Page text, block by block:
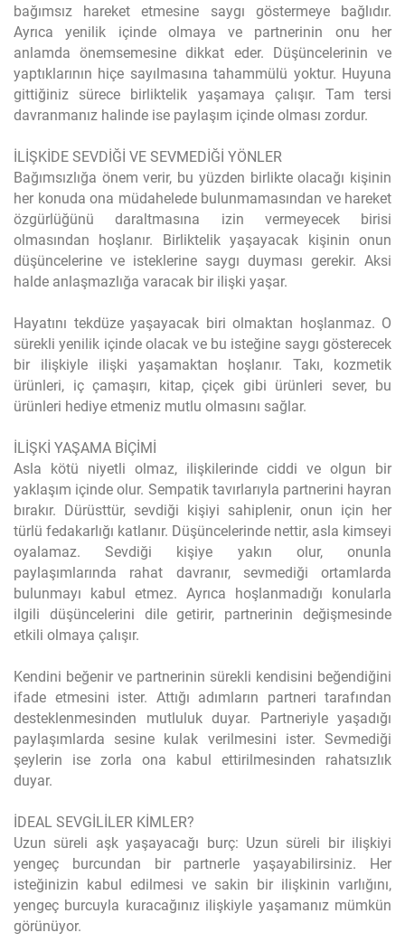
bağımsız hareket etmesine saygı göstermeye bağlıdır.
Ayrıca yenilik içinde olmaya ve partnerinin onu her
anlamda önemsemesine dikkat eder. Düşüncelerinin ve
yaptıklarının hiçe sayılmasına tahammülü yoktur. Huyuna
gittiğiniz sürece birliktelik yaşamaya çalışır. Tam tersi
davranmanız halinde ise paylaşım içinde olması zordur.
İLİŞKİDE SEVDİĞİ VE SEVMEDİĞİ YÖNLER
Bağımsızlığa önem verir, bu yüzden birlikte olacağı kişinin
her konuda ona müdahelede bulunmamasından ve hareket
özgürlüğünü daraltmasına izin vermeyecek birisi
olmasından hoşlanır. Birliktelik yaşayacak kişinin onun
düşüncelerine ve isteklerine saygı duyması gerekir. Aksi
halde anlaşmazlığa varacak bir ilişki yaşar.
Hayatını tekdüze yaşayacak biri olmaktan hoşlanmaz. O
sürekli yenilik içinde olacak ve bu isteğine saygı gösterecek
bir ilişkiyle ilişki yaşamaktan hoşlanır. Takı, kozmetik
ürünleri, iç çamaşırı, kitap, çiçek gibi ürünleri sever, bu
ürünleri hediye etmeniz mutlu olmasını sağlar.
İLİŞKİ YAŞAMA BİÇİMİ
Asla kötü niyetli olmaz, ilişkilerinde ciddi ve olgun bir
yaklaşım içinde olur. Sempatik tavırlarıyla partnerini hayran
bırakır. Dürüsttür, sevdiği kişiyi sahiplenir, onun için her
türlü fedakarlığı katlanır. Düşüncelerinde nettir, asla kimseyi
oyalamaz. Sevdiği kişiye yakın olur, onunla
paylaşımlarında rahat davranır, sevmediği ortamlarda
bulunmayı kabul etmez. Ayrıca hoşlanmadığı konularla
ilgili düşüncelerini dile getirir, partnerinin değişmesinde
etkili olmaya çalışır.
Kendini beğenir ve partnerinin sürekli kendisini beğendiğini
ifade etmesini ister. Attığı adımların partneri tarafından
desteklenmesinden mutluluk duyar. Partneriyle yaşadığı
paylaşımlarda sesine kulak verilmesini ister. Sevmediği
şeylerin ise zorla ona kabul ettirilmesinden rahatsızlık
duyar.
İDEAL SEVGİLİLER KİMLER?
Uzun süreli aşk yaşayacağı burç: Uzun süreli bir ilişkiyi
yengeç burcundan bir partnerle yaşayabilirsiniz. Her
isteğinizin kabul edilmesi ve sakin bir ilişkinin varlığını,
yengeç burcuyla kuracağınız ilişkiyle yaşamanız mümkün
görünüyor.